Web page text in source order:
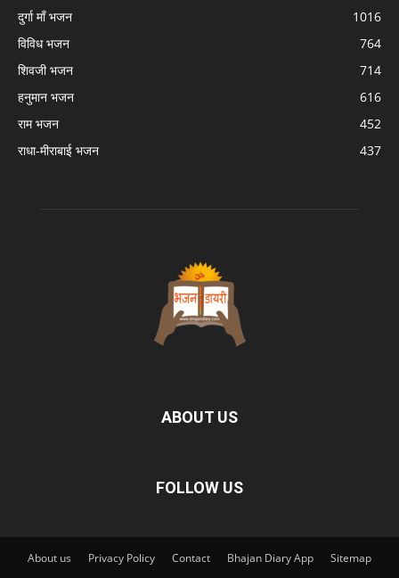
दुर्गा माँ भजन
1016
विविध भजन
764
शिवजी भजन
714
हनुमान भजन
616
राम भजन
452
राधा-मीराबाई भजन
437
ABOUT US
FOLLOW US
About us Privacy Policy Contact Bhajan Diary App Sitemap